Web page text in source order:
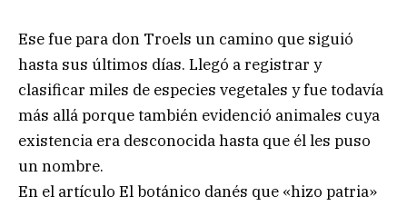
Ese fue para don Troels un camino que siguió
hasta sus últimos días. Llegó a registrar y
clasificar miles de especies vegetales y fue todavía
más allá porque también evidenció animales cuya
existencia era desconocida hasta que él les puso
un nombre.
En el artículo El botánico danés que «hizo patria»